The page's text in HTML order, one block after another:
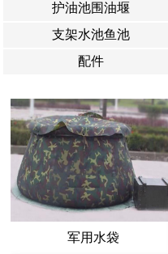
护油池围油堰
支架水池鱼池
配件
军用水袋